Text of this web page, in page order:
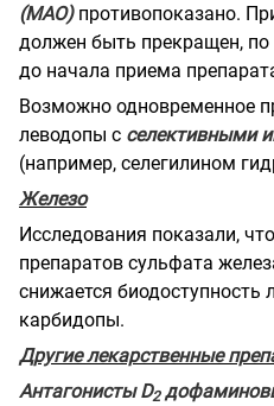
(МАО)противопоказано.
должен быть прекращен, по
до начала приема
Возможно одновременное
леводопы с селективными
(например, селегилином
Железо
Исследования показали,
препаратов сульфата
снижается биодоступность
карбидопы.
Другие лекарственные
Антагонисты D2